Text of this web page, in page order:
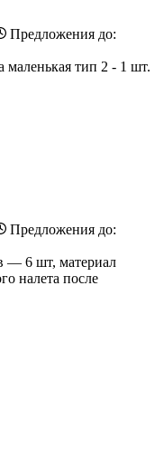
Предложения до:
маленькая тип 2 - 1 шт.
Предложения до:
— 6 шт, материал
налета после